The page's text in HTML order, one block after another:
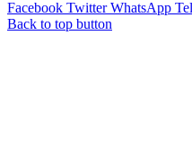
Facebook Twitter WhatsApp
Back to top button